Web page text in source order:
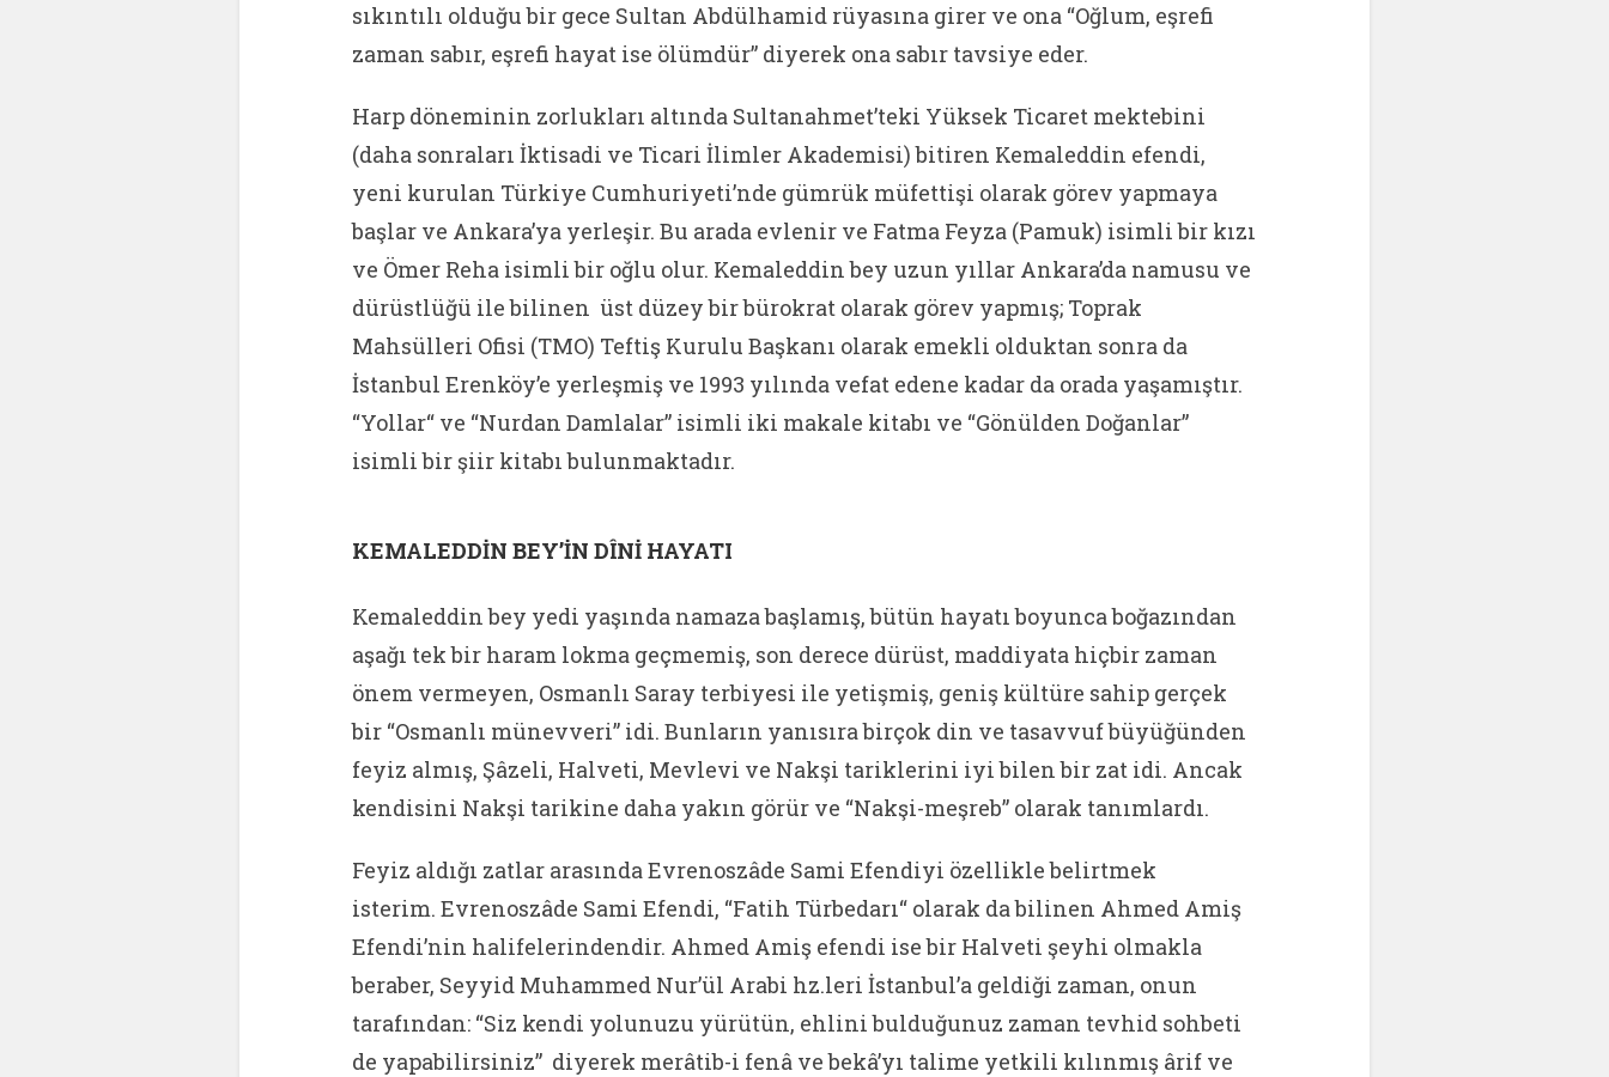
sıkıntılı olduğu bir gece Sultan Abdülhamid rüyasına girer ve ona “Oğlum, eşrefi
zaman sabır, eşrefi hayat ise ölümdür” diyerek ona sabır tavsiye eder.
Harp döneminin zorlukları altında Sultanahmet’teki Yüksek Ticaret mektebini
(daha sonraları İktisadi ve Ticari İlimler Akademisi) bitiren Kemaleddin efendi,
yeni kurulan Türkiye Cumhuriyeti’nde gümrük müfettişi olarak görev yapmaya
başlar ve Ankara’ya yerleşir. Bu arada evlenir ve Fatma Feyza (Pamuk) isimli bir kızı
ve Ömer Reha isimli bir oğlu olur. Kemaleddin bey uzun yıllar Ankara’da namusu ve
dürüstlüğü ile bilinen üst düzey bir bürokrat olarak görev yapmış; Toprak
Mahsülleri Ofisi (TMO) Teftiş Kurulu Başkanı olarak emekli olduktan sonra da
İstanbul Erenköy’e yerleşmiş ve 1993 yılında vefat edene kadar da orada yaşamıştır.
“Yollar“ ve “Nurdan Damlalar” isimli iki makale kitabı ve “Gönülden Doğanlar”
isimli bir şiir kitabı bulunmaktadır.
KEMALEDDİN BEY’İN DÎNİ HAYATI
Kemaleddin bey yedi yaşında namaza başlamış, bütün hayatı boyunca boğazından
aşağı tek bir haram lokma geçmemiş, son derece dürüst, maddiyata hiçbir zaman
önem vermeyen, Osmanlı Saray terbiyesi ile yetişmiş, geniş kültüre sahip gerçek
bir “Osmanlı münevveri” idi. Bunların yanısıra birçok din ve tasavvuf büyüğünden
feyiz almış, Şâzeli, Halveti, Mevlevi ve Nakşi tariklerini iyi bilen bir zat idi. Ancak
kendisini Nakşi tarikine daha yakın görür ve “Nakşi-meşreb” olarak tanımlardı.
Feyiz aldığı zatlar arasında Evrenoszâde Sami Efendiyi özellikle belirtmek
isterim. Evrenoszâde Sami Efendi, “Fatih Türbedarı“ olarak da bilinen Ahmed Amiş
Efendi’nin halifelerindendir. Ahmed Amiş efendi ise bir Halveti şeyhi olmakla
beraber, Seyyid Muhammed Nur’ül Arabi hz.leri İstanbul’a geldiği zaman, onun
tarafından: “Siz kendi yolunuzu yürütün, ehlini bulduğunuz zaman tevhid sohbeti
de yapabilirsiniz” diyerek merâtib-i fenâ ve bekâ’yı talime yetkili kılınmış ârif ve